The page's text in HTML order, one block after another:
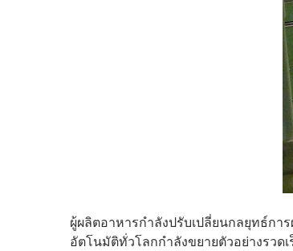
ผู้ผลิตอาหารกำลังปรับเปลี่ยนกลยุทธ์ก
อัตโนมัติทั่วโลกกำลังขยายตัวอย่างรว